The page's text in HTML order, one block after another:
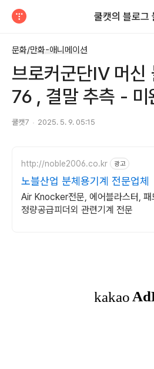
쿨캣의 블로그
문화/만화-애니메이션
브로커군단IV 머신
76 , 결말 추측 - 미
쿨캣7 2025. 5. 9. 05:15
http://noble2006.co.kr 광고
노블산업 분체용기계 전문업체
Air Knocker전문, 에어블라스터, 패
정량공급피더외 관련기계 전문